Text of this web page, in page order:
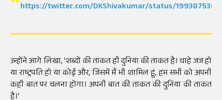
https://twitter.com/DKShivakumar/status/
उन्होंने आगे लिखा, 'शब्दों की ताकत ही दुनिया की ताकत है। चाहे जज हो
या राष्ट्रपति हो या कोई और, जिसमें मैं भी शामिल हूं, हम सभी को अपनी
कही बात पर चलना होगा। अपनी बात की ताकत की दुनिया की ताकत